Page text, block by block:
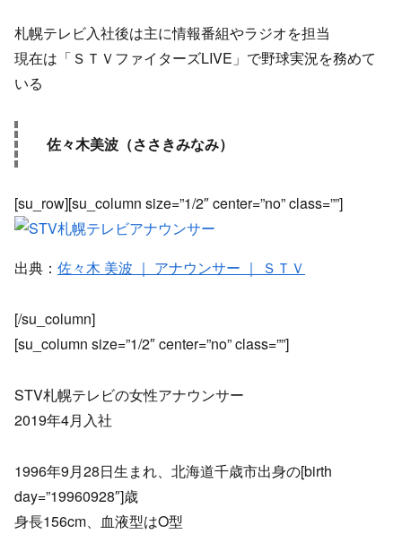
札幌テレビ入社後は主に情報番組やラジオを担当
現在は「ＳＴＶファイターズLIVE」で野球実況を務めて
いる
佐々木美波（ささきみなみ）
[su_row][su_column size=”1/2″ center=”no” class=””]
出典： 佐々木 美波 ｜ アナウンサー ｜ ＳＴＶ
[/su_column]
[su_column size=”1/2″ center=”no” class=””]
STV札幌テレビの女性アナウンサー
2019年4月入社
1996年9月28日生まれ、北海道千歳市出身の[birth
day=”19960928″]歳
身長156cm、血液型はO型